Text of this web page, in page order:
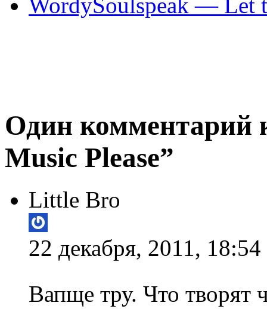
WordySoulspeak — Let
Один комментарий
Music Please”
Little Bro
22 декабря, 2011, 18:54
Вапще тру. Что творят